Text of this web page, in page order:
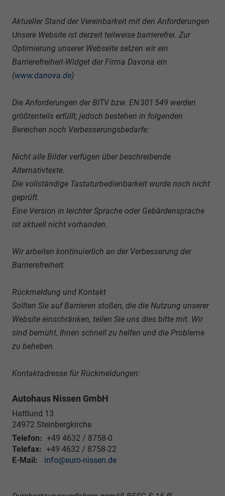
Aktueller Stand der Vereinbarkeit mit den Anforderungen
Unsere Website ist derzeit teilweise barrierefrei. Zur
Optimierung unserer Webseite setzen wir ein
Barrierefreiheit-Widget der Firma Davona ein
(www.danova.de)
Die Anforderungen der BITV bzw. EN 301 549 werden
größtenteils erfüllt, jedoch bestehen in folgenden
Bereichen noch Verbesserungsbedarfe:
Nicht alle Bilder verfügen über beschreibende
Alternativtexte.
Die vollständige Tastaturbedienbarkeit wurde noch nicht
geprüft.
Eine Version in leichter Sprache oder Gebärdensprache
ist aktuell nicht vorhanden.
Wir arbeiten kontinuierlich an der Verbesserung der
Barrierefreiheit.
Rückmeldung und Kontakt
Sollten Sie auf Barrieren stoßen, die die Nutzung unserer
Website einschränken, teilen Sie uns dies bitte mit. Wir
sind bemüht, Ihnen schnell zu helfen und die Probleme
zu beheben.
Kontaktadresse für Rückmeldungen:
Autohaus Nissen GmbH
Hattlund 13
24972 Steinbergkirche
Telefon: +49 4632 / 8758-0
Telefax: +49 4632 / 8758-22
E-Mail:
info@euro-nissen.de